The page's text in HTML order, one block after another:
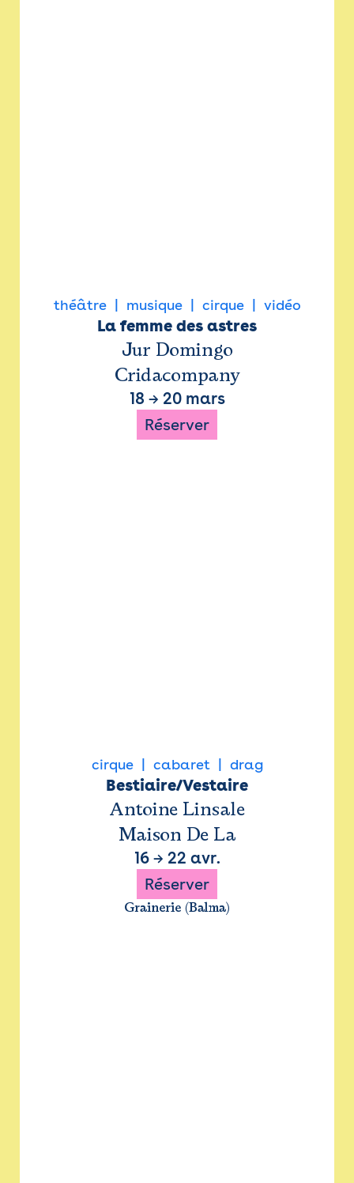
théâtre musique cirque vidéo
La femme des astres
Jur Domingo
Cridacompany
18 → 20 mars
Réserver
cirque cabaret drag
Bestiaire/Vestaire
Antoine Linsale
Maison De La
16→ 22 avr.
Réserver
Grainerie (Balma)